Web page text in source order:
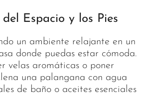
Espacio y los Pies
un ambiente relajante en un
donde puedas estar cómoda.
velas aromáticas o poner
una palangana con agua
de baño o aceites esenciales